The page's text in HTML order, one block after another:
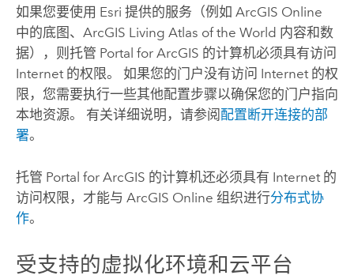
如果您要使用 Esri 提供的服务（例如 ArcGIS Online
中的底图、 ArcGIS Living Atlas of the World 内容和数
据），则托管 Portal for ArcGIS 的计算机必须具有访问
Internet 的权限。 如果您的门户没有访问 Internet 的权
限，您需要执行一些其他配置步骤以确保您的门户指向
本地资源。 有关详细说明，请参阅 配置断开连接的部
署。
托管 Portal for ArcGIS 的计算机还必须具有 Internet 的
访问权限，才能与 ArcGIS Online 组织进行分布式协
作。
受支持的虚拟化环境和云平台